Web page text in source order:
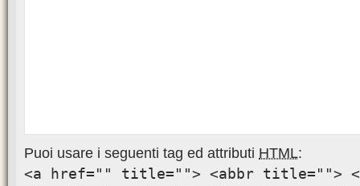
Puoi usare i seguenti tag ed attributi HTML:
<a href="" title=""> <abbr title="">